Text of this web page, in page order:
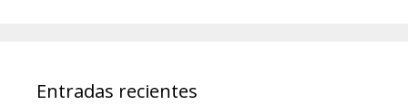
Entradas recientes